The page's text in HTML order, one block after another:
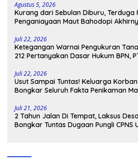
Agustus 5, 2026
Kurang dari Sebulan Diburu, Terduga
Penganiayaan Maut Bahodopi
Juli 22, 2026
Ketegangan Warnai Pengukuran
212 Pertanyakan Dasar Hukum BPN,
Juli 22, 2026
Usut Sampai Tuntas! Keluarga
Bongkar Seluruh Fakta Penikaman
Juli 21, 2026
2 Tahun Jalan Di Tempat, Laksus
Bongkar Tuntas Dugaan Pungli CPNS